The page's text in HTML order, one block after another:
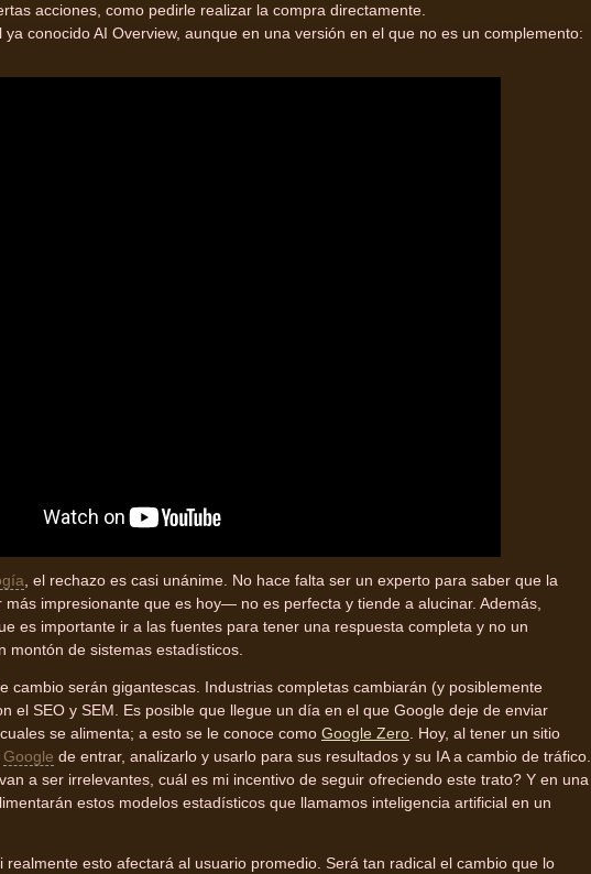
acciones, como pedirle realizar la compra directamente.
ya conocido AI Overview, aunque en una versión en el que no es un complemento:
, el rechazo es casi unánime. No hace falta ser un experto para saber que la
impresionante que es hoy— no es perfecta y tiende a alucinar. Además,
es importante ir a las fuentes para tener una respuesta completa y no un
montón de sistemas estadísticos.
cambio serán gigantescas. Industrias completas cambiarán (y posiblemente
el SEO y SEM. Es posible que llegue un día en el que Google deje de enviar
se alimenta; a esto se le conoce como Google Zero. Hoy, al tener un sitio
Google de entrar, analizarlo y usarlo para sus resultados y su IA a cambio de tráfico.
a ser irrelevantes, cuál es mi incentivo de seguir ofreciendo este trato? Y en una
estos modelos estadísticos que llamamos inteligencia artificial en un
realmente esto afectará al usuario promedio. Será tan radical el cambio que lo